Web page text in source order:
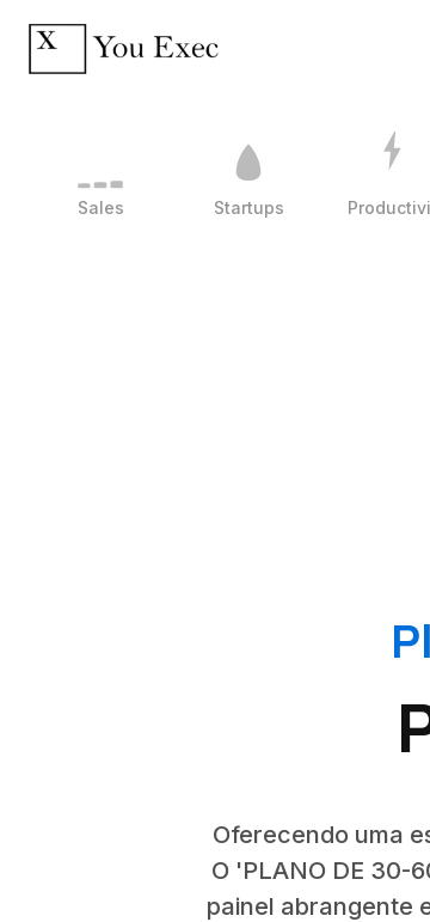
Sales Startups
Oferecendo uma
O 'PLANO DE 30-
painel abrangente